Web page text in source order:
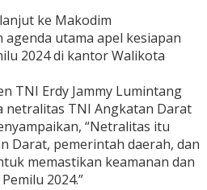
ke Makodim
utama apel kesiapan
2024 di kantor Walikota
TNI Erdy Jammy Lumintang
netralitas TNI Angkatan Darat
“Netralitas itu
Darat, pemerintah daerah, dan
memastikan keamanan dan
2024.”